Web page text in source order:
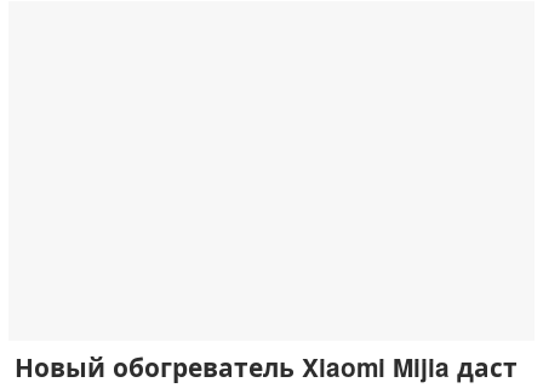
Новый обогреватель Xiaomi Mijia даст